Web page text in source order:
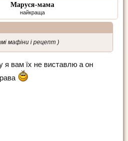
Маруся-мама
найкраща
мафіни і рецепт )
я вам їх не виставлю а он